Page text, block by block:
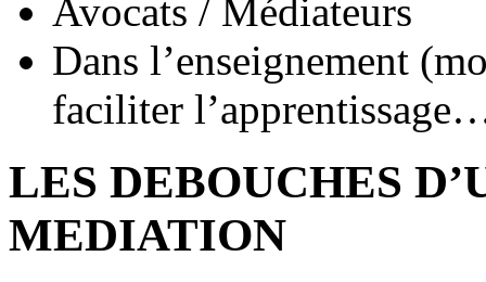
Avocats / Médiateurs
Dans l’enseignement
faciliter
LES DEBOUCHES
MEDIATION